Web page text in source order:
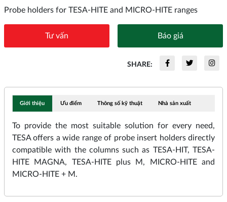
Probe holders for TESA-HITE and MICRO-HITE ranges
Tư vấn Báo giá
SHARE:
Giới thiệu Ưu điểm Thông số kỹ thuật Nhà sản xuất
To provide the most suitable solution for every need,
TESA offers a wide range of probe insert holders directly
compatible with the columns such as TESA-HIT, TESA-
HITE MAGNA, TESA-HITE plus M, MICRO-HITE and
MICRO-HITE + M.